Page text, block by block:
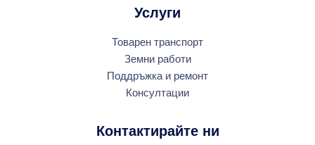
Услуги
Товарен транспорт
Земни работи
Поддръжка и ремонт
Консултации
Контактирайте ни